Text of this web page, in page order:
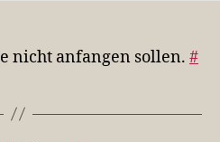
nicht…
nicht anfangen sollen. #